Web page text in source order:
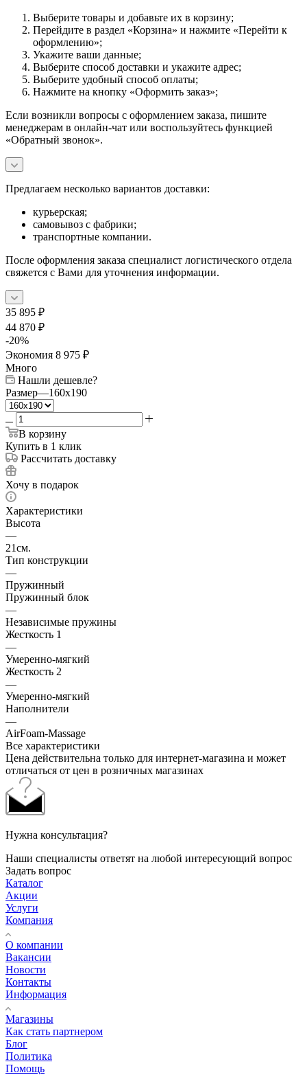
Выберите товары и добавьте их в корзину;
Перейдите в раздел «Корзина» и нажмите «Перейти к
оформлению»;
Укажите ваши данные;
Выберите способ доставки и укажите адрес;
Выберите удобный способ оплаты;
Нажмите на кнопку «Оформить заказ»;
Если возникли вопросы с оформлением заказа, пишите
менеджерам в онлайн-чат или воспользуйтесь функцией
«Обратный звонок».
Предлагаем несколько вариантов доставки:
курьерская;
самовывоз с фабрики;
транспортные компании.
После оформления заказа специалист логистического отдела
свяжется с Вами для уточнения информации.
35 895 ₽
44 870 ₽
-20%
Экономия 8 975 ₽
Много
Нашли дешевле?
Размер—160x190
В корзину
Купить в 1 клик
Рассчитать доставку
Хочу в подарок
Характеристики
Высота
—
21см.
Тип конструкции
—
Пружинный
Пружинный блок
—
Независимые пружины
Жесткость 1
—
Умеренно-мягкий
Жесткость 2
—
Умеренно-мягкий
Наполнители
—
AirFoam-Massage
Все характеристики
Цена действительна только для интернет-магазина и может
отличаться от цен в розничных магазинах
Нужна консультация?
Наши специалисты ответят на любой интересующий вопрос
Задать вопрос
Каталог
Акции
Услуги
Компания
О компании
Вакансии
Новости
Контакты
Информация
Магазины
Как стать партнером
Блог
Политика
Помощь